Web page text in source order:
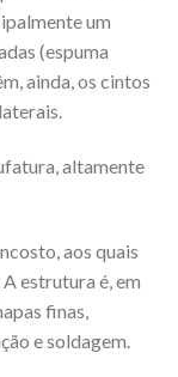
um
(espuma
ainda, os cintos
altamente
aos quais
estrutura é, em
finas,
e soldagem.